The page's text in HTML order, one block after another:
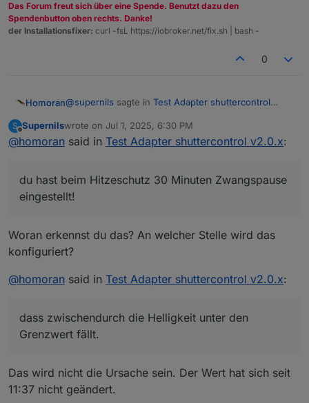
Das Forum freut sich über eine Spende. Benutzt dazu den
Spendenbutton oben rechts. Danke!
der Installationsfixer: curl -fsL https://iobroker.net/fix.sh | bash -
0
Homoran@supernils sagte in Test Adapter shuttercontrol
vermutlich
du hast beim Hitzeschutz 30 Minuten Zwangspause
Aus 2 Sekunden debug-log kann man nichts
v2.0.x :
up_Brightness
dass zwischendurch die Helligkeit unter den
@supernilssagte inTest Adapter shuttercontrol
v2.0.x:
Temperature inside: 23.53 > 20.5 AND (
Temperatur outside: 33.19 > 25 AND Light:
30234.30570511337 > 28000 )
das ist eine einzige UND-Verknüpfung
S
Offline
Supernilswrote on Jul 1, 2025, 6:30 PM
last edited by
@homoran said in Test Adapter shuttercontrol v2.0.x:
du hast beim Hitzeschutz 30 Minuten Zwangspause
eingestellt!
Woran erkennst du das? An welcher Stelle wird das
konfiguriert?
@homoran said in Test Adapter shuttercontrol v2.0.x:
dass zwischendurch die Helligkeit unter den
Grenzwert fällt.
Das wird nicht die Ursache sein. Der Wert hat sich seit
11:37 nicht geändert.